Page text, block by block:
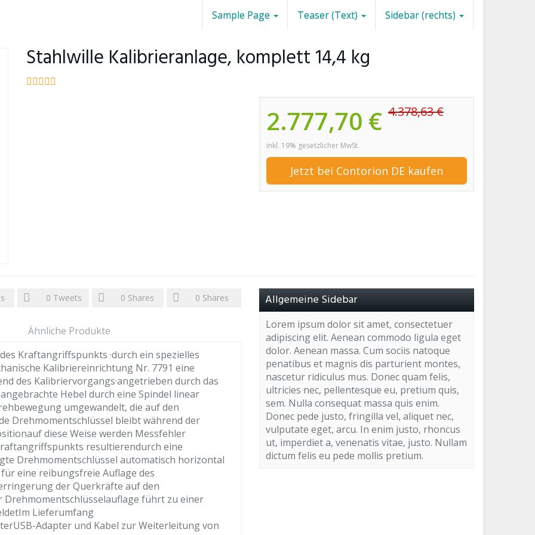
Sample Page Teaser (Text) Sidebar (rechts)
Stahlwille Kalibrieranlage, komplett 14,4 kg
2.777,70 € 4.378,63 €
inkl. 19% gesetzlicher MwSt.
Jetzt bei Contorion DE kaufen
0 Tweets 0 Shares 0 Shares
Ähnliche Produkte
Kraftangriffspunkts ·durch ein spezielles
Kalibriereinrichtung Nr. 7791 eine
des Kalibriervorgangs·angetrieben durch das
Hebel durch eine Spindel linear
umgewandelt, die auf den
Drehmomentschlüssel bleibt während der
diese Weise werden Messfehler
resultierendurch eine
Drehmomentschlüssel automatisch horizontal
eine reibungsfreie Auflage des
der Querkräfte auf den
führt zu einer
Lieferumfang
Adapter und Kabel zur Weiterleitung von
Allgemeine Sidebar
Lorem ipsum dolor sit amet, consectetuer
adipiscing elit. Aenean commodo ligula eget
dolor. Aenean massa. Cum sociis natoque
penatibus et magnis dis parturient montes,
nascetur ridiculus mus. Donec quam felis,
ultricies nec, pellentesque eu, pretium quis,
sem. Nulla consequat massa quis enim.
Donec pede justo, fringilla vel, aliquet nec,
vulputate eget, arcu. In enim justo, rhoncus
ut, imperdiet a, venenatis vitae, justo. Nullam
dictum felis eu pede mollis pretium.